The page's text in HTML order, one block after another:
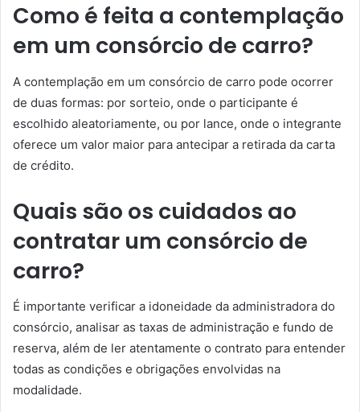
Como é feita a contemplação
em um consórcio de carro?
A contemplação em um consórcio de carro pode ocorrer
de duas formas: por sorteio, onde o participante é
escolhido aleatoriamente, ou por lance, onde o integrante
oferece um valor maior para antecipar a retirada da carta
de crédito.
Quais são os cuidados ao
contratar um consórcio de
carro?
É importante verificar a idoneidade da administradora do
consórcio, analisar as taxas de administração e fundo de
reserva, além de ler atentamente o contrato para entender
todas as condições e obrigações envolvidas na
modalidade.